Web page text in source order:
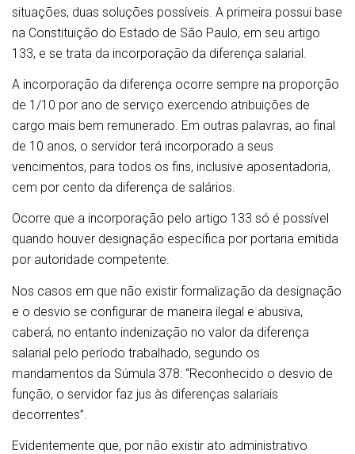
situações, duas soluções possíveis. A primeira possui base
na Constituição do Estado de São Paulo, em seu artigo
133, e se trata da incorporação da diferença salarial.
A incorporação da diferença ocorre sempre na proporção
de 1/10 por ano de serviço exercendo atribuições de
cargo mais bem remunerado. Em outras palavras, ao final
de 10 anos, o servidor terá incorporado a seus
vencimentos, para todos os fins, inclusive aposentadoria,
cem por cento da diferença de salários.
Ocorre que a incorporação pelo artigo 133 só é possível
quando houver designação específica por portaria emitida
por autoridade competente.
Nos casos em que não existir formalização da designação
e o desvio se configurar de maneira ilegal e abusiva,
caberá, no entanto indenização no valor da diferença
salarial pelo período trabalhado, segundo os
mandamentos da Súmula 378: “Reconhecido o desvio de
função, o servidor faz jus às diferenças salariais
decorrentes”.
Evidentemente que, por não existir ato administrativo